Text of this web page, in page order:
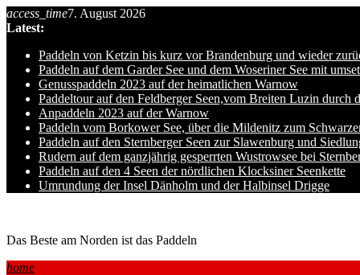
Skip
to
access_time7. August 2026
Latest:
Paddeln von Ketzin bis kurz vor Brandenburg und wieder
Paddeln auf dem Garder See und dem Woseriner See mit
Genusspaddeln 2023 auf der heimatlichen Warnow
Paddeltour auf den Feldberger Seen,vom Breiten Luzin
Anpaddeln 2023 auf der Warnow
Paddeln vom Borkower See, über die Mildenitz zum
Paddeln auf den Sternberger Seen zur Slawenburg und
Rudern auf dem ganzjährig gesperrten Wustrowsee bei
Paddeln auf den 4 Seen der nördlichen Klocksiner Seenkette
Umrundung der Insel Dänholm und der Halbinsel Drigge
Das Beste am Norden ist das Paddeln
home